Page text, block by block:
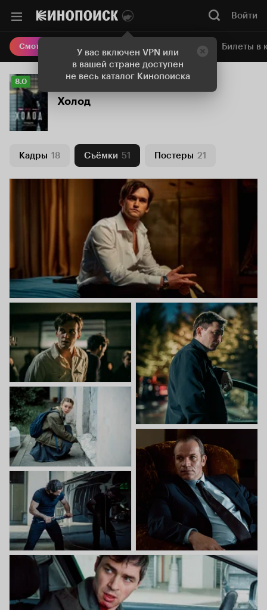
У вас включен VPN или
в вашей стране доступен
не весь каталог Кинопоиска
Войти
Смотреть кино Онлайн-кинотеатр Билеты в
Рейтинг
Кинопоиска
8.0
8.0
Холод
Кадры 18 Съёмки 51 Постеры 21